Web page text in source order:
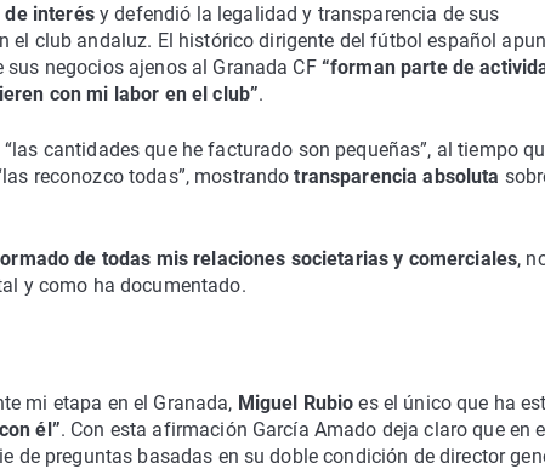
interésy defendió la legalidad y transparencia de sus
el club andaluz. El histórico dirigente del fútbol español
negocios ajenos al Granada CF “forman parte de
con mi labor en el club”.
cantidades que he facturado son pequeñas”, al tiempo
reconozco todas”, mostrandotransparencia absoluta
de todas mis relaciones societarias y comerciales,
y como ha documentado.
mi etapa en el Granada, Miguel Rubio es el único que ha
él”. Con esta afirmación García Amado deja claro que en
de preguntas basadas en su doble condición de director